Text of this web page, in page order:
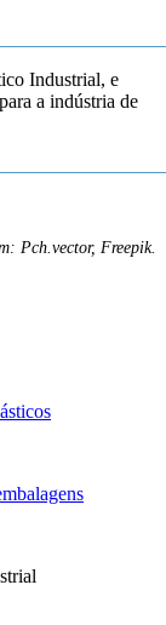
Industrial, e
a indústria de
Pch.vector, Freepik.